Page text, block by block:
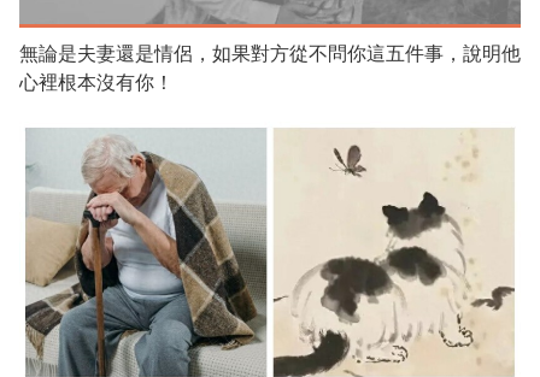
無論是夫妻還是情侶，如果對方從不問你這五件事，說明他
心裡根本沒有你！